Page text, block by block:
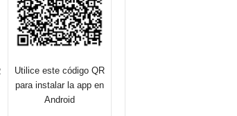
Utilice este código QR
para instalar la app en
Android